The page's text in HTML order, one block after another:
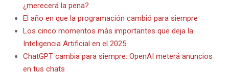
¿merecerá la pena?
El año en que la programación cambió para siempre
Los cinco momentos más importantes que deja la
Inteligencia Artificial en el 2025
ChatGPT cambia para siempre: OpenAI meterá anuncios
en tus chats